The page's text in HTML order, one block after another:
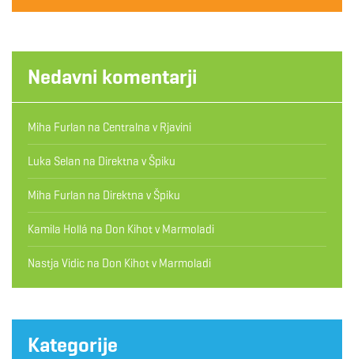
Nedavni komentarji
Miha Furlan na Centralna v Rjavini
Luka Selan na Direktna v Špiku
Miha Furlan na Direktna v Špiku
Kamila Hollá na Don Kihot v Marmoladi
Nastja Vidic na Don Kihot v Marmoladi
Kategorije